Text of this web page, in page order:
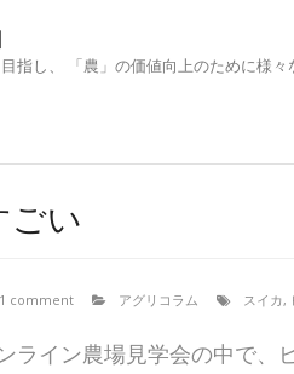
指し、 「農」の価値向上のために様
ごい
1 comment アグリコラム スイカ,
ライン農場見学会の中で、